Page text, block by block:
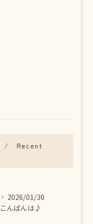
Recent
2026/01/30
こんばんは♪